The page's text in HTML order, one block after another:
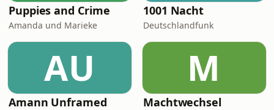
Puppies and Crime
Amanda und Marieke
1001 Nacht
Deutschlandfunk
AU
Amann Unframed
M
Machtwechsel